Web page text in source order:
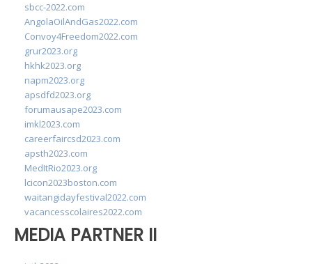
sbcc-2022.com
AngolaOilAndGas2022.com
Convoy4Freedom2022.com
grur2023.org
hkhk2023.org
napm2023.org
apsdfd2023.org
forumausape2023.com
imkl2023.com
careerfaircsd2023.com
apsth2023.com
MedItRio2023.org
lcicon2023boston.com
waitangidayfestival2022.com
vacancesscolaires2022.com
MEDIA PARTNER II